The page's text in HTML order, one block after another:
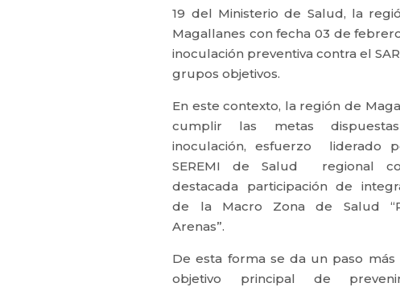
19 del Ministerio de Salud, la
Magallanes con fecha 03 de
inoculación preventiva contra el
grupos objetivos.
En este contexto, la región de
cumplir las metas
inoculación, esfuerzo liderado
SEREMI de Salud regional
destacada participación de
de la Macro Zona de Salud
Arenas”.
De esta forma se da un paso más
objetivo principal de